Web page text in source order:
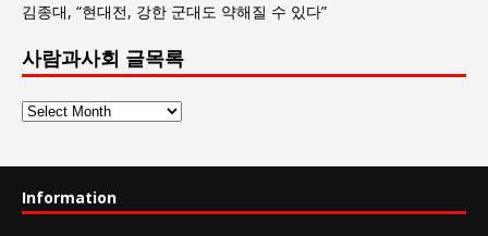
김종대, “현대전, 강한 군대도 약해질 수 있다”
사람과사회 글목록
사
회
Information